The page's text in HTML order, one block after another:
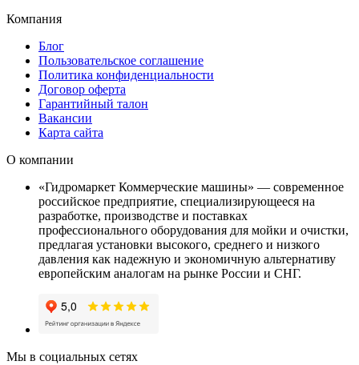
Компания
Блог
Пользовательское соглашение
Политика конфиденциальности
Договор оферта
Гарантийный талон
Вакансии
Карта сайта
О компании
«Гидромаркет Коммерческие машины» — современное
российское предприятие, специализирующееся на
разработке, производстве и поставках
профессионального оборудования для мойки и очистки,
предлагая установки высокого, среднего и низкого
давления как надежную и экономичную альтернативу
европейским аналогам на рынке России и СНГ.
Мы в социальных сетях